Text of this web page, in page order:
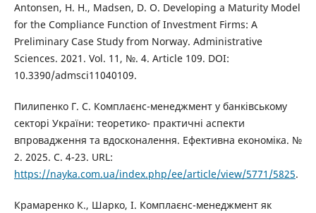
Antonsen, H. H., Madsen, D. O. Developing a Maturity Model
for the Compliance Function of Investment Firms: A
Preliminary Case Study from Norway. Administrative
Sciences. 2021. Vol. 11, №. 4. Article 109. DOI:
10.3390/admsci11040109.
Пилипенко Г. С. Комплаєнс-менеджмент у банківському
секторі України: теоретико- практичні аспекти
впровадження та вдосконалення. Ефективна економіка. №
2. 2025. С. 4-23. URL:
https://nayka.com.ua/index.php/ee/article/view/5771/5825.
Крамаренко К., Шарко, І. Комплаєнс-менеджмент як